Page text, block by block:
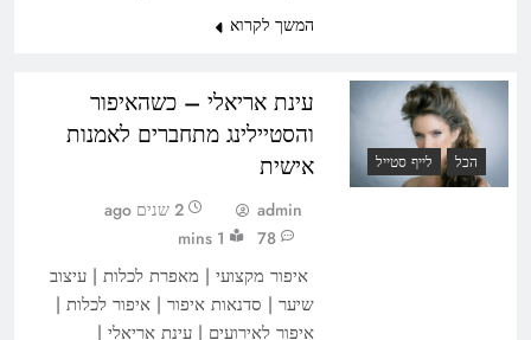
המשך לקרוא
הכל לייף סטייל
עינת אריאלי – כשהאיפור
והסטיילינג מתחברים לאמנות
אישית
admin
2 שנים ago
78
1 mins
איפור מקצועי | מאפרת לכלות | עיצוב
שיער | סדנאות איפור | איפור לכלות |
איפור לאירועים | עינת אריאלי |